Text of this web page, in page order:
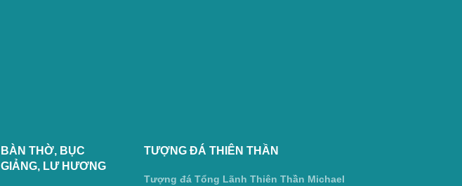
BÀN THỜ, BỤC
GIẢNG, LƯ HƯƠNG
TƯỢNG ĐÁ THIÊN THẦN
Tượng đá Tổng Lãnh Thiên Thần Michael